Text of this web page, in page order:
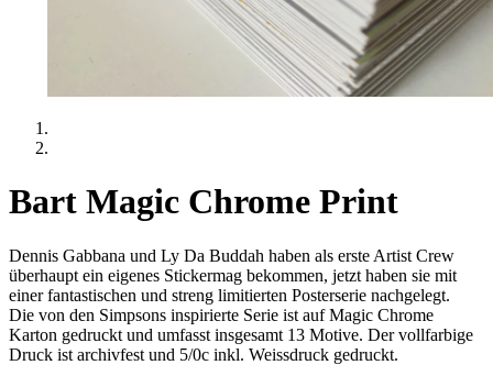
Bart Magic Chrome Print
Dennis Gabbana und Ly Da Buddah haben als erste Artist Crew
überhaupt ein eigenes Stickermag bekommen, jetzt haben sie mit
einer fantastischen und streng limitierten Posterserie nachgelegt.
Die von den Simpsons inspirierte Serie ist auf Magic Chrome
Karton gedruckt und umfasst insgesamt 13 Motive. Der vollfarbige
Druck ist archivfest und 5/0c inkl. Weissdruck gedruckt.